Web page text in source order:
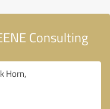
Consulting